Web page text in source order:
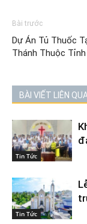
Bài trước
Dự Án Tủ Thuốc
Thánh Thuộc
BÀI VIẾT LIÊN
Tin Tức
Tin Tức